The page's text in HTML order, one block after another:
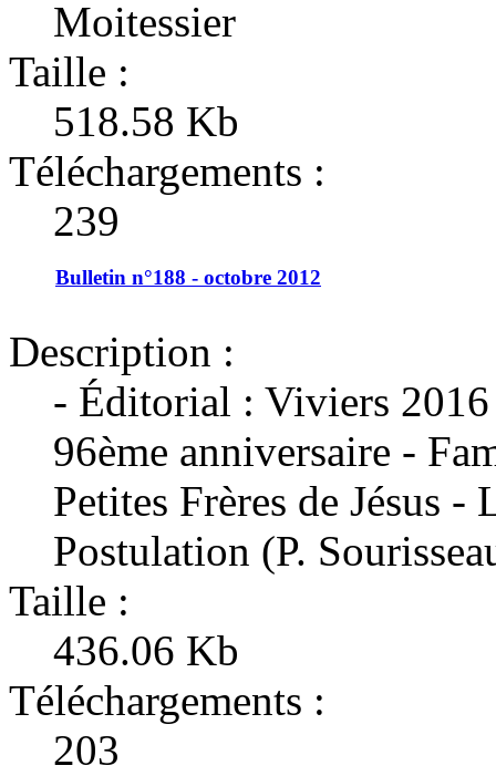
Moitessier
Taille :
518.58 Kb
Téléchargements :
239
Bulletin n°188 - octobre 2012
Description :
- Éditorial : Viviers 2016
96ème anniversaire -
Petites Frères de Jésus -
Postulation (P.
Taille :
436.06 Kb
Téléchargements :
203